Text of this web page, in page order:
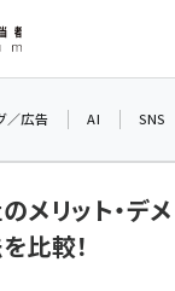
／広告 AI SNS
メリット・デ
比較！